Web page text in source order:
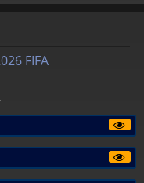
a
FIFA